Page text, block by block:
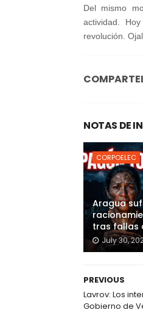
Del mismo
actividad.
revolución.
NOTAS DE
CORPOELEC
Aragua
tras fallas
July 30,
PREVIOUS
Lavrov: Los
Gobierno de